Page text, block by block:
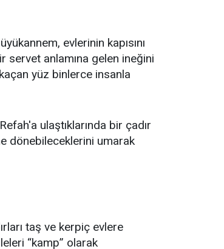
evlerinin kapısını
servet anlamına gelen ineğini
yüz binlerce insanla
ulaştıklarında bir çadır
dönebileceklerini umarak
taş ve kerpiç evlere
“kamp” olarak